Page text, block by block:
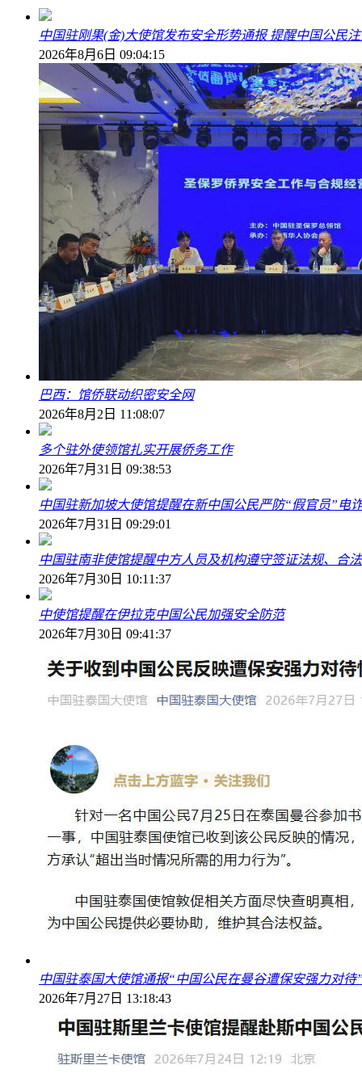
中国驻刚果(金)大使馆发布安全形势通报 提醒中国公民
2026年8月6日 09:04:15
巴西：馆侨联动织密安全网
2026年8月2日 11:08:07
多个驻外使领馆扎实开展侨务工作
2026年7月31日 09:38:53
中国驻新加坡大使馆提醒在新中国公民严防“假官员”电
2026年7月31日 09:29:01
中国驻南非使馆提醒中方人员及机构遵守签证法规、合
2026年7月30日 10:11:37
中使馆提醒在伊拉克中国公民加强安全防范
2026年7月30日 09:41:37
中国驻泰国大使馆通报“中国公民在曼谷遭保安强力对待
2026年7月27日 13:18:43